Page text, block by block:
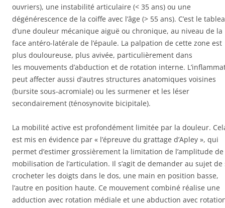
ouvriers), une instabilité articulaire (< 35 ans) ou une
dégénérescence de la coiffe avec l’âge (> 55 ans). C’est le
d’une douleur mécanique aiguë ou chronique, au niveau de la
face antéro-latérale de l’épaule. La palpation de cette zone est
plus douloureuse, plus avivée, particulièrement dans
les mouvements d’abduction et de rotation interne.
peut affecter aussi d’autres structures anatomiques voisines
(bursite sous-acromiale) ou les surmener et les léser
secondairement (ténosynovite bicipitale).
La mobilité active est profondément limitée par la douleur.
est mis en évidence par « l’épreuve du grattage d’Apley », qui
permet d’estimer grossièrement la limitation de l’amplitude de
mobilisation de l’articulation. Il s’agit de demander au sujet de
crocheter les doigts dans le dos, une main en position basse,
l’autre en position haute. Ce mouvement combiné réalise une
adduction avec rotation médiale et une abduction avec